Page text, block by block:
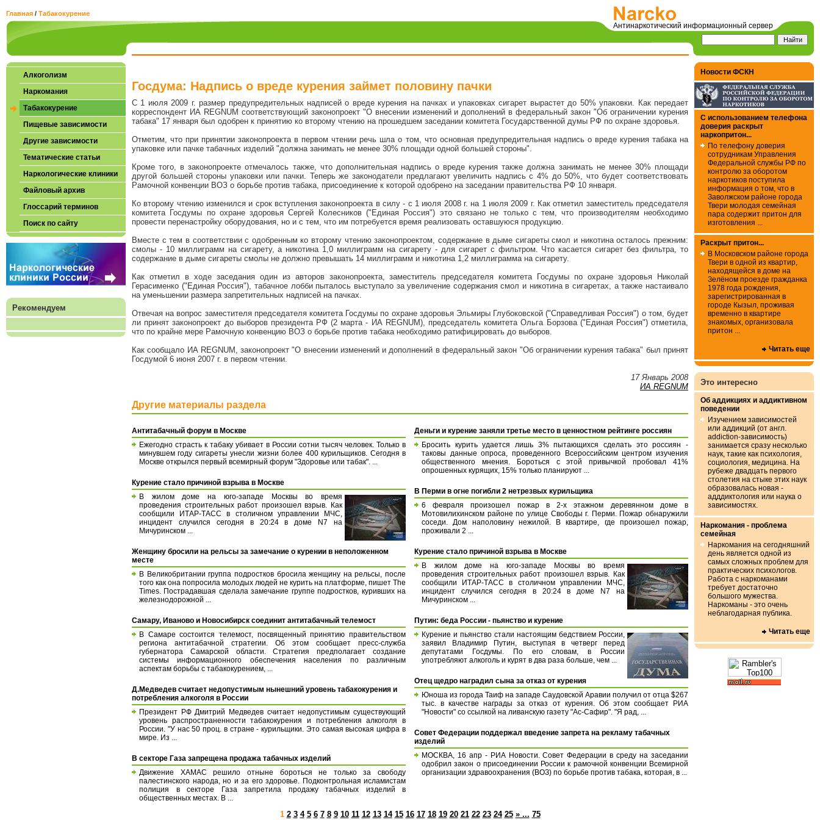
Главная / Табакокурение
Антинаркотический информационный сервер
Алкоголизм
Наркомания
Табакокурение
Пищевые зависимости
Другие зависимости
Тематические статьи
Наркологические клиники
Файловый архив
Глоссарий терминов
Поиск по сайту
Рекомендуем
Госдума: Надпись о вреде курения займет половину пачки
С 1 июля 2009 г. размер предупредительных надписей о вреде курения на пачках и упаковках сигарет вырастет до 50% упаковки. Как передает
корреспондент ИА REGNUM соответствующий законопроект "О внесении изменений и дополнений в федеральный закон "Об ограничении курения
табака" 17 января был одобрен к принятию ко второму чтению на прошедшем заседании комитета Государственной думы РФ по охране здоровья.
Отметим, что при принятии законопроекта в первом чтении речь шла о том, что основная предупредительная надпись о вреде курения табака на
упаковке или пачке табачных изделий "должна занимать не менее 30% площади одной большей стороны".
Кроме того, в законопроекте отмечалось также, что дополнительная надпись о вреде курения также должна занимать не менее 30% площади
другой большей стороны упаковки или пачки. Теперь же законодатели предлагают увеличить надпись с 4% до 50%, что будет соответствовать
Рамочной конвенции ВОЗ о борьбе против табака, присоединение к которой одобрено на заседании правительства РФ 10 января.
Ко второму чтению изменился и срок вступления законопроекта в силу - с 1 июля 2008 г. на 1 июля 2009 г. Как отметил заместитель председателя
комитета Госдумы по охране здоровья Сергей Колесников ("Единая Россия") это связано не только с тем, что производителям необходимо
провести перенастройку оборудования, но и с тем, что им потребуется время реализовать оставшуюся продукцию.
Вместе с тем в соответствии с одобренным ко второму чтению законопроектом, содержание в дыме сигареты смол и никотина осталось прежним:
смолы - 10 миллиграмм на сигарету, а никотина 1,0 миллиграмм на сигарету - для сигарет с фильтром. Что касается сигарет без фильтра, то
содержание в дыме сигареты смолы не должно превышать 14 миллиграмм и никотина 1,2 миллиграмма на сигарету.
Как отметил в ходе заседания один из авторов законопроекта, заместитель председателя комитета Госдумы по охране здоровья Николай
Герасименко ("Единая Россия"), табачное лобби пыталось выступало за увеличение содержания смол и никотина в сигаретах, а также настаивало
на уменьшении размера запретительных надписей на пачках.
Отвечая на вопрос заместителя председателя комитета Госдумы по охране здоровья Эльмиры Глубоковской ("Справедливая Россия") о том, будет
ли принят законопроект до выборов президента РФ (2 марта - ИА REGNUM), председатель комитета Ольга Борзова ("Единая Россия") отметила,
что по крайне мере Рамочную конвенцию ВОЗ о борьбе против табака необходимо ратифицировать до выборов.
Как сообщало ИА REGNUM, законопроект "О внесении изменений и дополнений в федеральный закон "Об ограничении курения табака" был принят
Госдумой 6 июня 2007 г. в первом чтении.
17 Январь 2008
ИА REGNUM
Другие материалы раздела
Антитабачный форум в Москве
Ежегодно страсть к табаку убивает в России сотни тысяч человек. Только в
минувшем году сигареты унесли жизни более 400 курильщиков. Сегодня в
Москве открылся первый всемирный форум "Здоровье или табак". ...
Курение стало причиной взрыва в Москве
В жилом доме на юго-западе Москвы во время
проведения строительных работ произошел взрыв. Как
сообщили ИТАР-ТАСС в столичном управлении МЧС,
инцидент случился сегодня в 20:24 в доме N7 на
Мичуринском ...
Женщину бросили на рельсы за замечание о курении в неположенном
месте
В Великобритании группа подростков бросила женщину на рельсы, после
того как она попросила молодых людей не курить на платформе, пишет The
Times. Пострадавшая сделала замечание группе подростков, куривших на
железнодорожной ...
Самару, Иваново и Новосибирск соединит антитабачный телемост
В Самаре состоится телемост, посвященный принятию правительством
региона антитабачной стратегии. Об этом сообщает пресс-служба
губернатора Самарской области. Стратегия предполагает создание
системы информационного обеспечения населения по различным
аспектам борьбы с табакокурением, ...
Д.Медведев считает недопустимым нынешний уровень табакокурения и
потребления алкоголя в России
Президент РФ Дмитрий Медведев считает недопустимым существующий
уровень распространенности табакокурения и потребления алкоголя в
России. "У нас 50 проц. в стране - курильщики. Это самая высокая цифра в
мире. Из ...
В секторе Газа запрещена продажа табачных изделий
Движение ХАМАС решило отныне бороться не только за свободу
палестинского народа, но и за его здоровье. Подконтрольная исламистам
полиция в секторе Газа запретила продажу табачных изделий в
общественных местах. В ...
Деньги и курение заняли третье место в ценностном рейтинге россиян
Бросить курить удается лишь 3% пытающихся сделать это россиян -
таковы данные опроса, проведенного Всероссийским центром изучения
общественного мнения. Бороться с этой привычкой пробовал 41%
опрошенных курящих, 15% только планируют ...
В Перми в огне погибли 2 нетрезвых курильщика
6 февраля произошел пожар в 2-х этажном деревянном доме в
Мотовилихинском районе по улице Свободы г. Перми. Пожар обнаружили
соседи. Дом наполовину нежилой. В квартире, где произошел пожар,
проживали 2 ...
Курение стало причиной взрыва в Москве
В жилом доме на юго-западе Москвы во время
проведения строительных работ произошел взрыв. Как
сообщили ИТАР-ТАСС в столичном управлении МЧС,
инцидент случился сегодня в 20:24 в доме N7 на
Мичуринском ...
Путин: беда России - пьянство и курение
Курение и пьянство стали настоящим бедствием России,
заявил Владимир Путин, выступая в четверг перед
депутатами Госдумы. По его словам, в России
употребляют алкоголь и курят в два раза больше, чем ...
Отец щедро наградил сына за отказ от курения
Юноша из города Таиф на западе Саудовской Аравии получил от отца $267
тыс. в качестве награды за отказ от курения. Об этом сообщает РИА
"Новости" со ссылкой на ливанскую газету "Ас-Сафир". "Я рад, ...
Совет Федерации поддержал введение запрета на рекламу табачных
изделий
МОСКВА, 16 апр - РИА Новости. Совет Федерации в среду на заседании
одобрил закон о присоединении России к рамочной конвенции Всемирной
организации здравоохранения (ВОЗ) по борьбе против табака, которая, в ...
1 2 3 4 5 6 7 8 9 10 11 12 13 14 15 16 17 18 19 20 21 22 23 24 25 » ... 75
Новости ФСКН
С использованием телефона
доверия раскрыт
наркопритон...
По телефону доверия
сотрудникам Управления
Федеральной службы РФ по
контролю за оборотом
наркотиков поступила
информация о том, что в
Заволжском районе города
Твери молодая семейная
пара содержит притон для
изготовления ...
Раскрыт притон...
В Московском районе города
Твери в одной из квартир,
находящейся в доме на
Зелёном проезде гражданка
1978 года рождения,
зарегистрированная в
городе Кызыл, проживая
временно в квартире
знакомых, организовала
притон ...
Читать еще
Это интересно
Об аддикциях и аддиктивном
поведении
Изучением зависимостей
или аддикций (от англ.
addiction-зависимость)
занимается сразу несколько
наук, такие как психология,
социология, медицина. На
рубеже двадцать первого
столетия на стыке этих наук
образовалась новая -
адддиктология или наука о
зависимостях.
Наркомания - проблема
семейная
Наркомания на сегодняшний
день является одной из
самых сложных проблем для
практических психологов.
Работа с наркоманами
требует достаточно
большого мужества.
Наркоманы - это очень
неблагодарная публика.
Читать еще